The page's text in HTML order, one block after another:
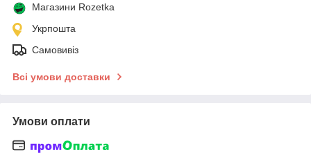
Магазини Rozetka
Укрпошта
Самовивіз
Всі умови доставки
Умови оплати